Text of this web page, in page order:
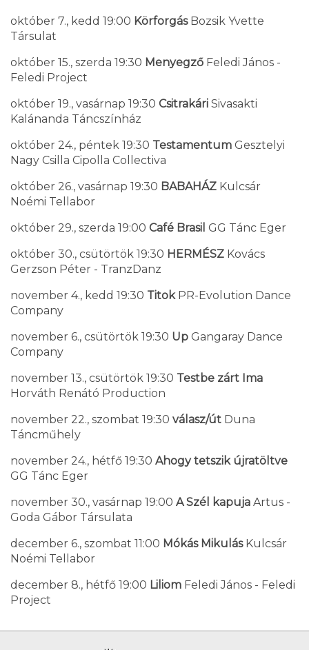
október 7., kedd 19:00 KörforgásBozsik Yvette
Társulat
október 15., szerda 19:30 Menyegző Feledi János -
Feledi Project
október 19., vasárnap 19:30 Csitrakári Sivasakti
Kalánanda Táncszínház
október 24., péntek 19:30 Testamentum Gesztelyi
Nagy Csilla Cipolla Collectiva
október 26., vasárnap 19:30 BABAHÁZ Kulcsár
Noémi Tellabor
október 29., szerda 19:00 Café Brasil GG Tánc Eger
október 30., csütörtök 19:30 HERMÉSZ Kovács
Gerzson Péter - TranzDanz
november 4., kedd 19:30 TitokPR-Evolution Dance
Company
november 6., csütörtök 19:30 Up Gangaray Dance
Company
november 13., csütörtök 19:30 Testbe zárt Ima
Horváth Renátó Production
november 22., szombat 19:30 válasz/út Duna
Táncműhely
november 24., hétfő 19:30 Ahogy tetszik újratöltve
GG Tánc Eger
november 30., vasárnap 19:00 A Szél kapuja Artus -
Goda Gábor Társulata
december 6., szombat 11:00 Mókás MikulásKulcsár
Noémi Tellabor
december 8., hétfő 19:00 Liliom Feledi János - Feledi
Project